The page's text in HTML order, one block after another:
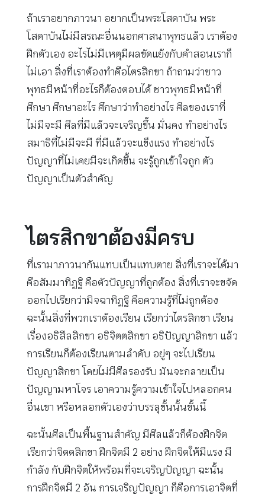
ถ้าเราอยากภาวนา อยากเป็นพระโสดาบัน พระ
โสดาบันไม่มีสรณะอื่นนอกศาสนาพุทธแล้ว เราต้อง
ฝึกตัวเอง อะไรไม่มีเหตุมีผลขัดแย้งกับคำสอนเราก็
ไม่เอา สิ่งที่เราต้องทำคือไตรสิกขา ถ้าถามว่าชาว
พุทธมีหน้าที่อะไรก็ต้องตอบได้ ชาวพุทธมีหน้าที่
ศึกษา ศึกษาอะไร ศึกษาว่าทำอย่างไร ศีลของเราที่
ไม่มีจะมี ศีลที่มีแล้วจะเจริญขึ้น มั่นคง ทำอย่างไร
สมาธิที่ไม่มีจะมี ที่มีแล้วจะแข็งแรง ทำอย่างไร
ปัญญาที่ไม่เคยมีจะเกิดขึ้น จะรู้ถูกเข้าใจถูก ตัว
ปัญญาเป็นตัวสำคัญ
ไตรสิกขาต้องมีครบ
ที่เรามาภาวนากันแทบเป็นแทบตาย สิ่งที่เราจะได้มา
คือสัมมาทิฏฐิ คือตัวปัญญาที่ถูกต้อง สิ่งที่เราจะขจัด
ออกไปเรียกว่ามิจฉาทิฏฐิ คือความรู้ที่ไม่ถูกต้อง
ฉะนั้นสิ่งที่พวกเราต้องเรียน เรียกว่าไตรสิกขา เรียน
เรื่องอธิสีลสิกขา อธิจิตตสิกขา อธิปัญญาสิกขา แล้ว
การเรียนก็ต้องเรียนตามลำดับ อยู่ๆ จะไปเรียน
ปัญญาสิกขา โดยไม่มีศีลรองรับ มันจะกลายเป็น
ปัญญามหาโจร เอาความรู้ความเข้าใจไปหลอกคน
อื่นเขา หรือหลอกตัวเองว่าบรรลุขั้นนั้นขั้นนี้
ฉะนั้นศีลเป็นพื้นฐานสำคัญ มีศีลแล้วก็ต้องฝึกจิต
เรียกว่าจิตตสิกขา ฝึกจิตมี 2 อย่าง ฝึกจิตให้มีแรง มี
กำลัง กับฝึกจิตให้พร้อมที่จะเจริญปัญญา ฉะนั้น
การฝึกจิตมี 2 อัน การเจริญปัญญา ก็คือการเอาจิตที่